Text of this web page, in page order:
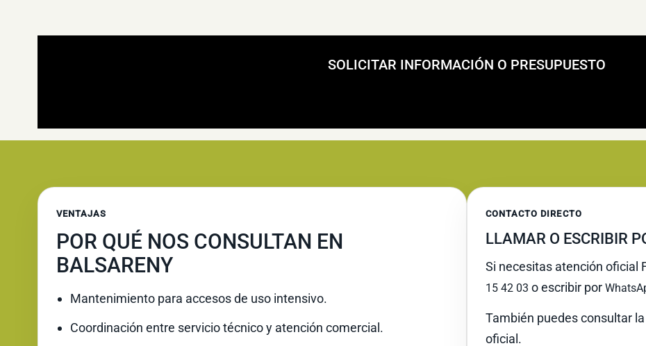
SOLICITAR INFORMACIÓN O PRESUPUESTO
VENTAJAS
POR QUÉ NOS CONSULTAN EN
BALSARENY
Mantenimiento para accesos de uso intensivo.
Coordinación entre servicio técnico y atención comercial.
CONTACTO DIRECTO
LLAMAR O ESCRIBIR
Si necesitas atención oficial
15 42 03 o escribir por
También puedes consultar la
oficial.